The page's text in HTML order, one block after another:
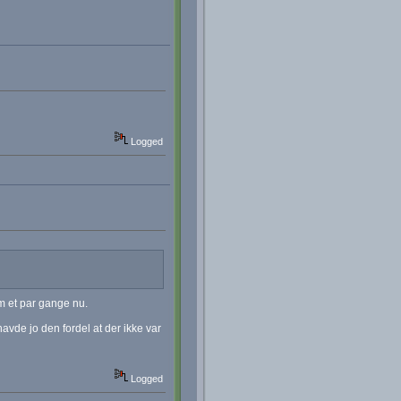
Logged
et par gange nu.
jo den fordel at der ikke var
Logged